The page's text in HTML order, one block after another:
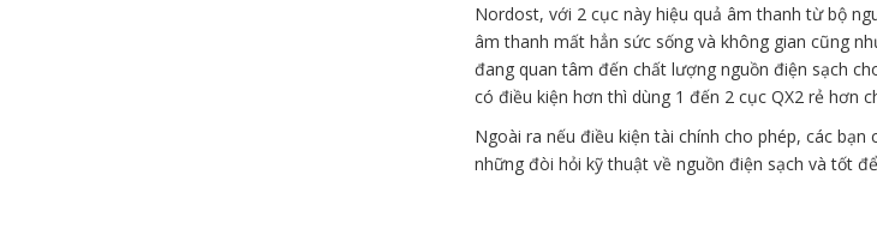
Nordost, với 2 cục này hiệu quả âm thanh từ bộ
âm thanh mất hẳn sức sống và không gian cũng
đang quan tâm đến chất lượng nguồn điện sạch
có điều kiện hơn thì dùng 1 đến 2 cục QX2 rẻ hơn
Ngoài ra nếu điều kiện tài chính cho phép, các
những đòi hỏi kỹ thuật về nguồn điện sạch và tốt